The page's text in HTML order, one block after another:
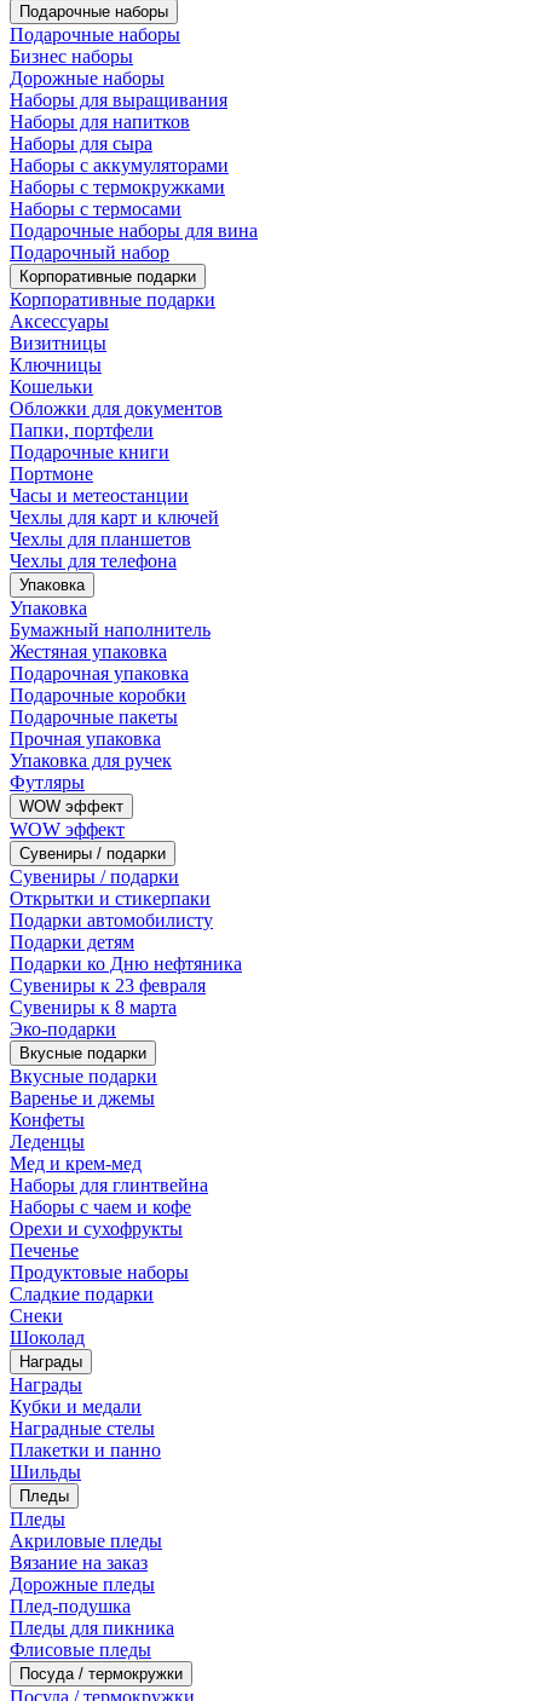
Подарочные наборы
Подарочные наборы
Бизнес наборы
Дорожные наборы
Наборы для выращивания
Наборы для напитков
Наборы для сыра
Наборы с аккумуляторами
Наборы с термокружками
Наборы с термосами
Подарочные наборы для вина
Подарочный набор
Корпоративные подарки
Корпоративные подарки
Аксессуары
Визитницы
Ключницы
Кошельки
Обложки для документов
Папки, портфели
Подарочные книги
Портмоне
Часы и метеостанции
Чехлы для карт и ключей
Чехлы для планшетов
Чехлы для телефона
Упаковка
Упаковка
Бумажный наполнитель
Жестяная упаковка
Подарочная упаковка
Подарочные коробки
Подарочные пакеты
Прочная упаковка
Упаковка для ручек
Футляры
WOW эффект
WOW эффект
Сувениры / подарки
Сувениры / подарки
Открытки и стикерпаки
Подарки автомобилисту
Подарки детям
Подарки ко Дню нефтяника
Сувениры к 23 февраля
Сувениры к 8 марта
Эко-подарки
Вкусные подарки
Вкусные подарки
Варенье и джемы
Конфеты
Леденцы
Мед и крем-мед
Наборы для глинтвейна
Наборы с чаем и кофе
Орехи и сухофрукты
Печенье
Продуктовые наборы
Сладкие подарки
Снеки
Шоколад
Награды
Награды
Кубки и медали
Наградные стелы
Плакетки и панно
Шильды
Пледы
Пледы
Акриловые пледы
Вязание на заказ
Дорожные пледы
Плед-подушка
Пледы для пикника
Флисовые пледы
Посуда / термокружки
Посуда / термокружки